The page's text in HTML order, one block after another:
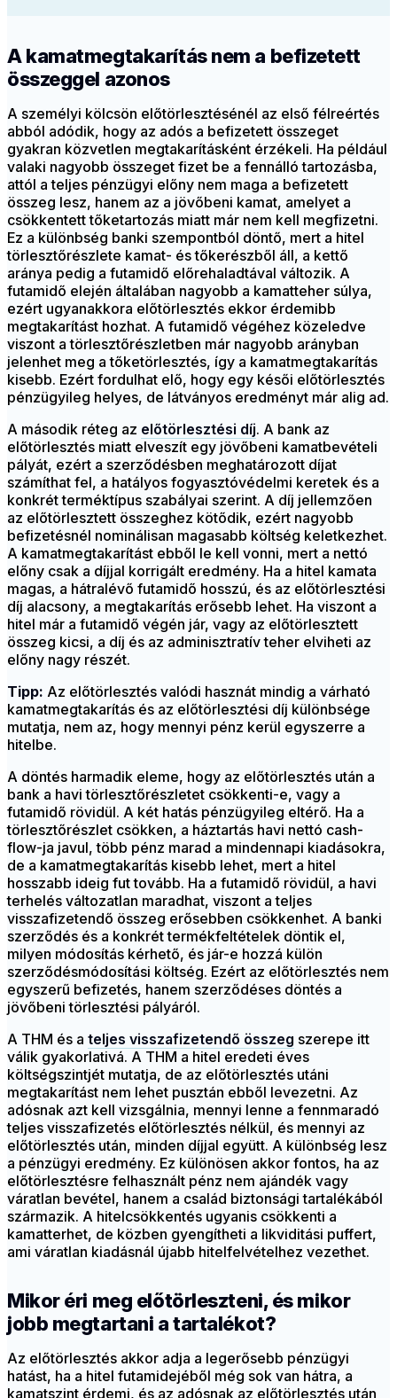
A kamatmegtakarítás nem a befizetett
összeggel azonos
A személyi kölcsön előtörlesztésénél az első félreértés
abból adódik, hogy az adós a befizetett összeget
gyakran közvetlen megtakarításként érzékeli. Ha például
valaki nagyobb összeget fizet be a fennálló tartozásba,
attól a teljes pénzügyi előny nem maga a befizetett
összeg lesz, hanem az a jövőbeni kamat, amelyet a
csökkentett tőketartozás miatt már nem kell megfizetni.
Ez a különbség banki szempontból döntő, mert a hitel
törlesztőrészlete kamat- és tőkerészből áll, a kettő
aránya pedig a futamidő előrehaladtával változik. A
futamidő elején általában nagyobb a kamatteher súlya,
ezért ugyanakkora előtörlesztés ekkor érdemibb
megtakarítást hozhat. A futamidő végéhez közeledve
viszont a törlesztőrészletben már nagyobb arányban
jelenhet meg a tőketörlesztés, így a kamatmegtakarítás
kisebb. Ezért fordulhat elő, hogy egy késői előtörlesztés
pénzügyileg helyes, de látványos eredményt már alig ad.
A második réteg az előtörlesztési díj. A bank az
előtörlesztés miatt elveszít egy jövőbeni kamatbevételi
pályát, ezért a szerződésben meghatározott díjat
számíthat fel, a hatályos fogyasztóvédelmi keretek és a
konkrét terméktípus szabályai szerint. A díj jellemzően
az előtörlesztett összeghez kötődik, ezért nagyobb
befizetésnél nominálisan magasabb költség keletkezhet.
A kamatmegtakarítást ebből le kell vonni, mert a nettó
előny csak a díjjal korrigált eredmény. Ha a hitel kamata
magas, a hátralévő futamidő hosszú, és az előtörlesztési
díj alacsony, a megtakarítás erősebb lehet. Ha viszont a
hitel már a futamidő végén jár, vagy az előtörlesztett
összeg kicsi, a díj és az adminisztratív teher elviheti az
előny nagy részét.
Tipp: Az előtörlesztés valódi hasznát mindig a várható
kamatmegtakarítás és az előtörlesztési díj különbsége
mutatja, nem az, hogy mennyi pénz kerül egyszerre a
hitelbe.
A döntés harmadik eleme, hogy az előtörlesztés után a
bank a havi törlesztőrészletet csökkenti-e, vagy a
futamidő rövidül. A két hatás pénzügyileg eltérő. Ha a
törlesztőrészlet csökken, a háztartás havi nettó cash-
flow-ja javul, több pénz marad a mindennapi kiadásokra,
de a kamatmegtakarítás kisebb lehet, mert a hitel
hosszabb ideig fut tovább. Ha a futamidő rövidül, a havi
terhelés változatlan maradhat, viszont a teljes
visszafizetendő összeg erősebben csökkenhet. A banki
szerződés és a konkrét termékfeltételek döntik el,
milyen módosítás kérhető, és jár-e hozzá külön
szerződésmódosítási költség. Ezért az előtörlesztés nem
egyszerű befizetés, hanem szerződéses döntés a
jövőbeni törlesztési pályáról.
A THM és a teljes visszafizetendő összeg szerepe itt
válik gyakorlativá. A THM a hitel eredeti éves
költségszintjét mutatja, de az előtörlesztés utáni
megtakarítást nem lehet pusztán ebből levezetni. Az
adósnak azt kell vizsgálnia, mennyi lenne a fennmaradó
teljes visszafizetés előtörlesztés nélkül, és mennyi az
előtörlesztés után, minden díjjal együtt. A különbség lesz
a pénzügyi eredmény. Ez különösen akkor fontos, ha az
előtörlesztésre felhasznált pénz nem ajándék vagy
váratlan bevétel, hanem a család biztonsági tartalékából
származik. A hitelcsökkentés ugyanis csökkenti a
kamatterhet, de közben gyengítheti a likviditási puffert,
ami váratlan kiadásnál újabb hitelfelvételhez vezethet.
Mikor éri meg előtörleszteni, és mikor
jobb megtartani a tartalékot?
Az előtörlesztés akkor adja a legerősebb pénzügyi
hatást, ha a hitel futamidejéből még sok van hátra, a
kamatszint érdemi, és az adósnak az előtörlesztés után